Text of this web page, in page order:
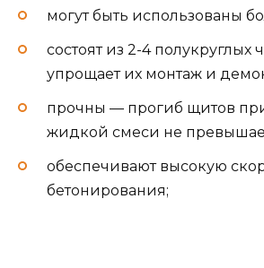
могут быть использованы
состоят из 2-4 полукруглых
упрощает их монтаж и
прочны — прогиб щитов
жидкой смеси не
обеспечивают высокую
бетонирования;